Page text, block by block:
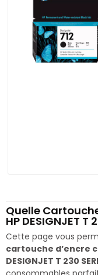
Quelle
HP DESIGNJET T
Cette page vous
cartouche d’encre
DESIGNJET T 230